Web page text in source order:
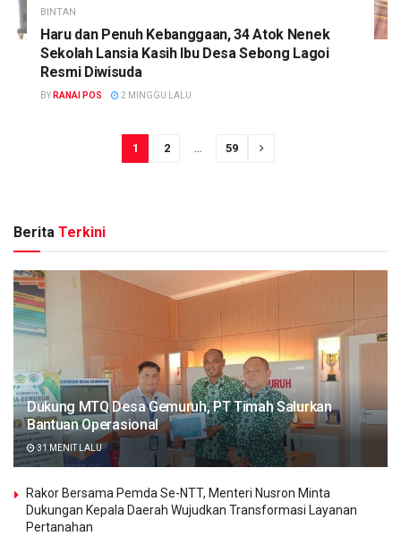
BINTAN
Haru dan Penuh Kebanggaan, 34 Atok Nenek
Sekolah Lansia Kasih Ibu Desa Sebong Lagoi
Resmi Diwisuda
BY RANAI POS 2 MINGGU LALU
1 2 59
Berita Terkini
Dukung MTQ Desa Gemuruh, PT Timah Salurkan
Bantuan Operasional
31 MENIT LALU
Rakor Bersama Pemda Se-NTT, Menteri Nusron Minta
Dukungan Kepala Daerah Wujudkan Transformasi Layanan
Pertanahan